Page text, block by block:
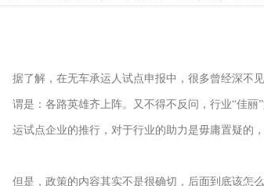
据了解，在无车承运人试点申报中，很多曾经深不
谓是：各路英雄齐上阵。又不得不反问，行业“佳
运试点企业的推行，对于行业的助力是毋庸置疑的
但是，政策的内容其实不是很确切，后面到底该怎